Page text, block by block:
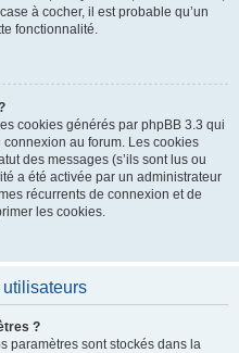
à cocher, il est probable qu’un
fonctionnalité.
cookies générés par phpBB 3.3 qui
au forum. Les cookies
des messages (s’ils sont lus ou
a été activée par un administrateur
récurrents de connexion et de
les cookies.
utilisateurs
?
paramètres sont stockés dans la